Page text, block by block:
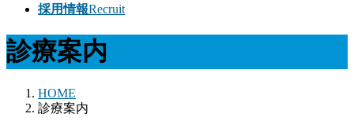
採用情報Recruit
診療案内
HOME
診療案内